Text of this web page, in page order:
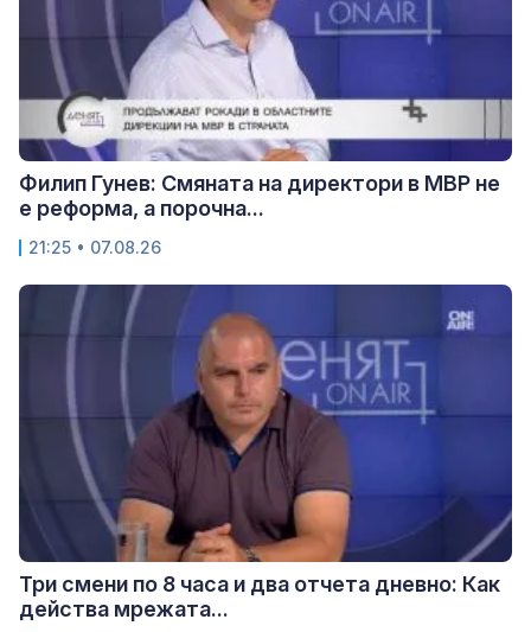
Филип Гунев: Смяната на директори в МВР не
е реформа, а порочна...
21:25 • 07.08.26
Три смени по 8 часа и два отчета дневно: Как
действа мрежата...